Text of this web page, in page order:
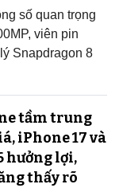
số quan trọng
viên pin
Snapdragon 8
tầm trung
iPhone 17 và
hưởng lợi,
thấy rõ